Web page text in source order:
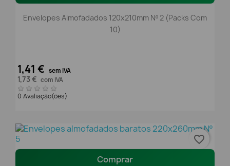
Envelopes Almofadados 120x210mm Nº 2 (packs Com
10)
1,41 € sem IVA
1,73 € com IVA
0 Avaliação(ões)
Comprar
favorite_border